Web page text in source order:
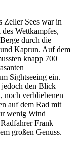
Zeller Sees war in
Wettkampfes,
durch die
Kaprun. Auf dem
knapp 700
Sightseeing ein.
den Blick
noch verbliebenen
auf dem Rad mit
wenig Wind
Frank
großen Genuss.